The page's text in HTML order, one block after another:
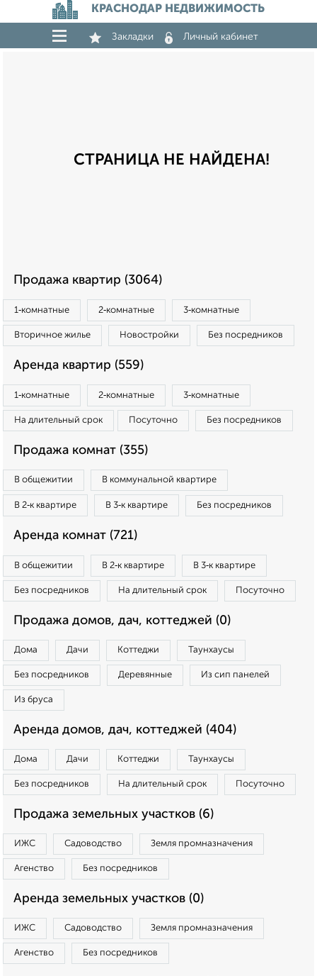
КРАСНОДАР НЕДВИЖИМОСТЬ
Закладки Личный кабинет
СТРАНИЦА НЕ НАЙДЕНА!
Продажа квартир (3064)
1‑комнатные 2‑комнатные 3‑комнатные
Вторичное жилье Новостройки Без посредников
Аренда квартир (559)
1‑комнатные 2‑комнатные 3‑комнатные
На длительный срок Посуточно Без посредников
Продажа комнат (355)
В общежитии В коммунальной квартире
В 2‑к квартире В 3‑к квартире Без посредников
Аренда комнат (721)
В общежитии В 2‑к квартире В 3‑к квартире
Без посредников На длительный срок Посуточно
Продажа домов, дач, коттеджей (0)
Дома Дачи Коттеджи Таунхаусы
Без посредников Деревянные Из сип панелей
Из бруса
Аренда домов, дач, коттеджей (404)
Дома Дачи Коттеджи Таунхаусы
Без посредников На длительный срок Посуточно
Продажа земельных участков (6)
ИЖС Садоводство Земля промназначения
Агенство Без посредников
Аренда земельных участков (0)
ИЖС Садоводство Земля промназначения
Агенство Без посредников